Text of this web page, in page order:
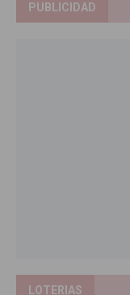
PUBLICIDAD
LOTERIAS